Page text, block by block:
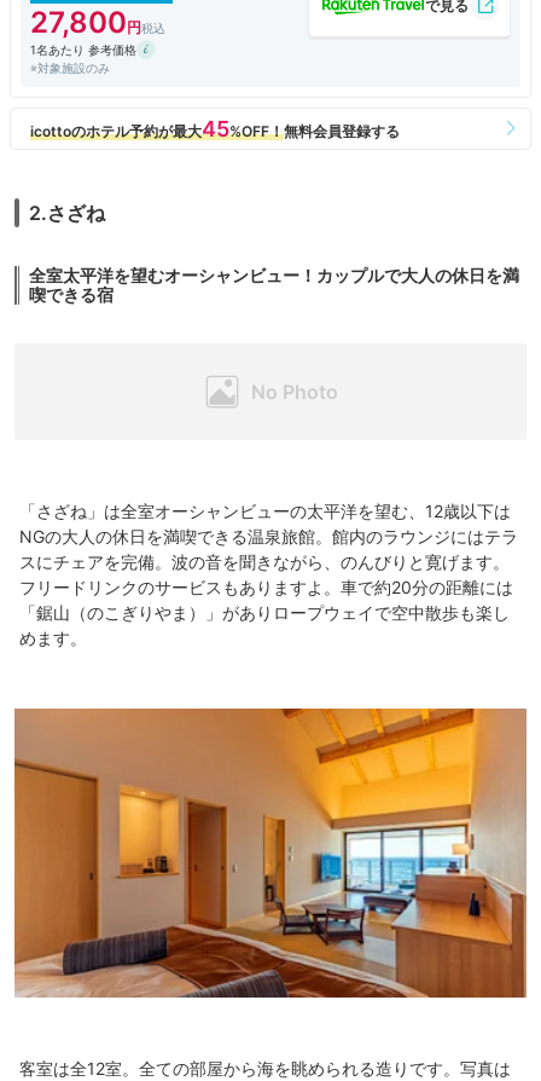
27,800
1名あたり 参考価格
※対象施設のみ
2.さざね
全室太平洋を望むオーシャンビュー！カップルで大人の休日を満
喫できる宿
「さざね」は全室オーシャンビューの太平洋を望む、12歳以下は
NGの大人の休日を満喫できる温泉旅館。館内のラウンジにはテラ
スにチェアを完備。波の音を聞きながら、のんびりと寛げます。
フリードリンクのサービスもありますよ。車で約20分の距離には
「鋸山（のこぎりやま）」がありロープウェイで空中散歩も楽し
めます。
客室は全12室。全ての部屋から海を眺められる造りです。写真は